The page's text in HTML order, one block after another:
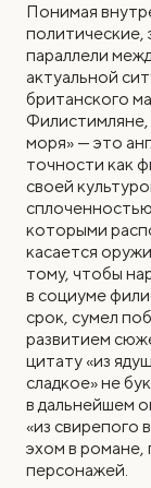
Понимая
политические,
параллели
актуальной
британского
Филистимляне,
моря» — это
точности как
своей
которыми
касается
тому, чтобы
в социуме
срок, сумел
развитием
цитату «из
сладкое» не
в дальнейшем
«из cвирепого
эхом в романе,
персонажей.